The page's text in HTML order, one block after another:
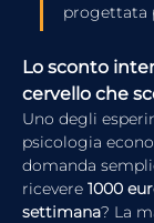
progettata
Lo sconto
cervello che
Uno degli
psicologia
domanda
ricevere 1000
settimana? La